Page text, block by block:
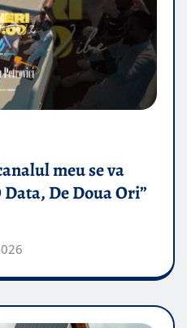
meu se va
De Doua Ori”